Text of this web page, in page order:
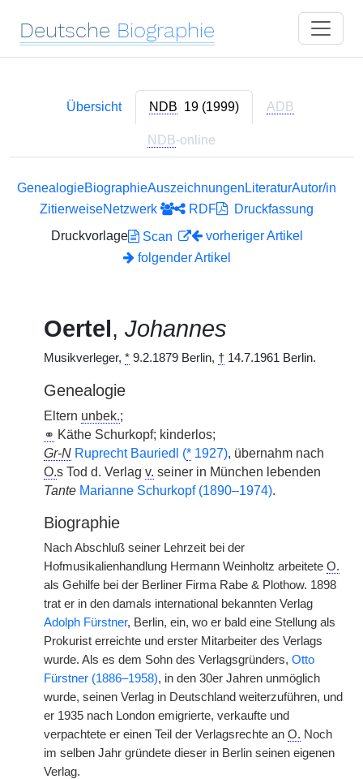
Deutsche Biographie
Übersicht NDB 19 (1999) ADB
NDB-online
GenealogieBiographieAuszeichnungen LiteraturAutor/in
ZitierweiseNetzwerk RDF
Druckfassung
Druckvorlage
Scan
vorheriger Artikel
folgender Artikel
Oertel, Johannes
Musikverleger, * 9.2.1879 Berlin, † 14.7.1961 Berlin.
Genealogie
Eltern unbek.;
⚭ Käthe Schurkopf; kinderlos;
Gr-N Ruprecht Bauriedl (* 1927), übernahm nach
O.s Tod d. Verlag v. seiner in München lebenden
Tante Marianne Schurkopf (1890–1974).
Biographie
Nach Abschluß seiner Lehrzeit bei der
Hofmusikalienhandlung Hermann Weinholtz arbeitete O.
als Gehilfe bei der Berliner Firma Rabe & Plothow. 1898
trat er in den damals international bekannten Verlag
Adolph Fürstner, Berlin, ein, wo er bald eine Stellung als
Prokurist erreichte und erster Mitarbeiter des Verlags
wurde. Als es dem Sohn des Verlagsgründers, Otto
Fürstner (1886–1958), in den 30er Jahren unmöglich
wurde, seinen Verlag in Deutschland weiterzuführen, und
er 1935 nach London emigrierte, verkaufte und
verpachtete er einen Teil der Verlagsrechte an O. Noch
im selben Jahr gründete dieser in Berlin seinen eigenen
Verlag.